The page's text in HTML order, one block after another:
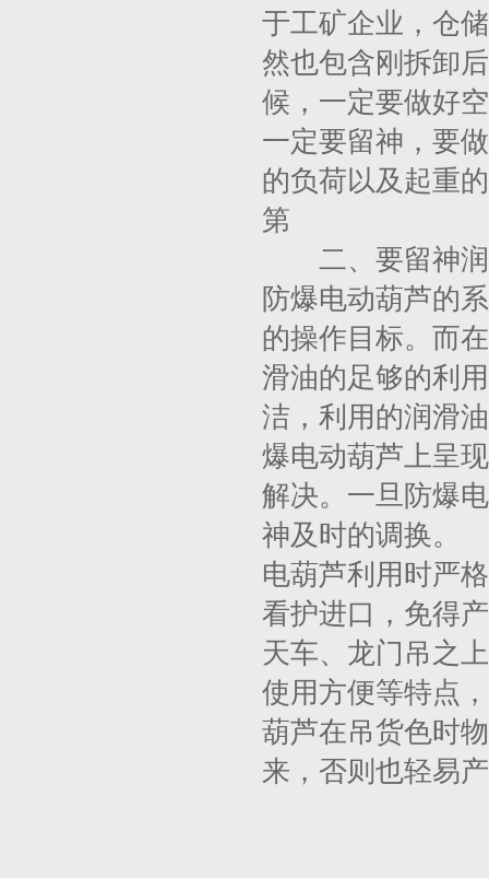
于工矿企业，仓
然也包含刚拆卸
候，一定要做好
一定要留神，要
的负荷以及起重
第
二、要留神润
防爆电动葫芦的
的操作目标。而
滑油的足够的利
洁，利用的润滑
爆电动葫芦上呈
解决。一旦防爆
神及时的调换。
电葫芦利用时严
看护进口，免得
天车、龙门吊之
使用方便等特点
葫芦在吊货色时
来，否则也轻易